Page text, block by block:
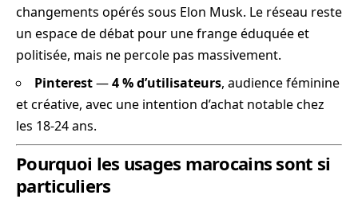
changements opérés sous Elon Musk. Le réseau reste
un espace de débat pour une frange éduquée et
politisée, mais ne percole pas massivement.
Pinterest—4 % d’utilisateurs, audience féminine
et créative, avec une intention d’achat notable chez
les 18-24 ans.
Pourquoi les usages marocains sont si
particuliers